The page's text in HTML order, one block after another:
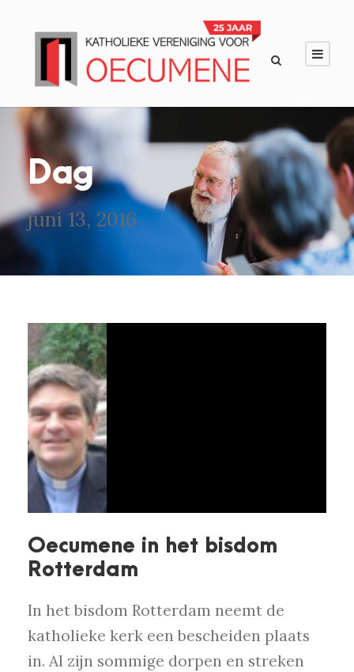
Dag
juni 13, 2016
Oecumene in het bisdom
Rotterdam
In het bisdom Rotterdam neemt de
katholieke kerk een bescheiden plaats
in. Al zijn sommige dorpen en streken